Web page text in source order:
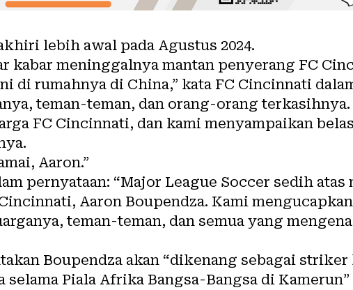
lebih awal pada Agustus 2024.
kabar meninggalnya mantan penyerang FC
di rumahnya di China,” kata FC Cincinnati
teman-teman, dan orang-orang
FC Cincinnati, dan kami menyampaikan
Aaron.”
pernyataan: “Major League Soccer sedih
Aaron Boupendza. Kami
teman-teman, dan semua yang
Boupendza akan “dikenang sebagai striker
Piala Afrika Bangsa-Bangsa di Kamerun”